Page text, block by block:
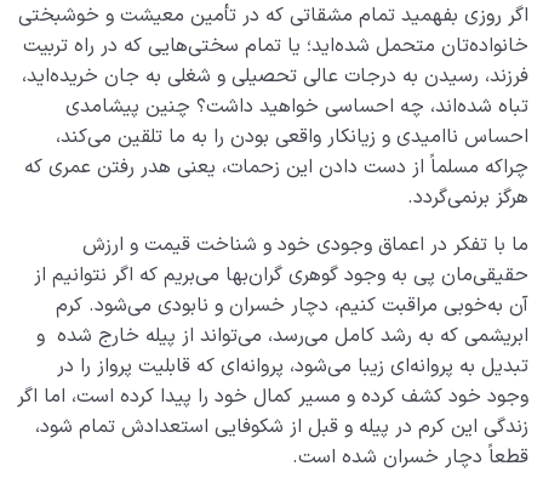
حیات قلب و رسیدن به تپش قلب، اولین گام در مسیر انسان
اولویت های زندگی خود را از روی چه شاخصی تعیین کنیم؟
من و انواع عشق؛ فطرت کدام معشوق را در اولویت قرار می
دهد؟
قلب جایگاه چیست؟ محل استقرار عشق و معشوق حقیقی
ما کجاست؟
انسان عاقل کیست؟ آیا معیار درست و واحدی برای عاقل
بودن وجود دارد؟
خسران چیست؟ زیان‌کار واقعی کدام دارایی‌ها را از دست
می‌دهد؟
اگر روزی بفهمید تمام مشقاتی که در تأمین معیشت و خوشبختی
خانواده‌تان متحمل شده‌اید؛ یا تمام سختی‌هایی که در راه تربیت
فرزند، رسیدن به درجات عالی تحصیلی و شغلی به جان خریده‌اید،
تباه شده‌اند، چه احساسی خواهید داشت؟ چنین پیشامدی
احساس ناامیدی و زیانکار واقعی بودن را به ما تلقین می‌کند،
چراکه مسلماً از دست دادن این زحمات، یعنی هدر رفتن عمری که
هرگز برنمی‌گردد.
ما با تفکر در اعماق وجودی خود و شناخت قیمت و ارزش
حقیقی‌مان پی به وجود گوهری گران‌بها می‌بریم که اگر نتوانیم از
آن به‌خوبی مراقبت کنیم، دچار خسران و نابودی می‌شود. کرم
ابریشمی که به رشد کامل می‌رسد، می‌تواند از پیله خارج شده و
تبدیل به پروانه‌ای زیبا می‌شود، پروانه‌ای که قابلیت پرواز را در
وجود خود کشف کرده و مسیر کمال خود را پیدا کرده است، اما اگر
زندگی این کرم در پیله و قبل از شکوفایی استعدادش تمام شود،
قطعاً دچار خسران شده است.